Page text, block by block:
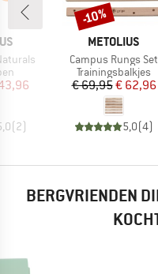
prijs
(2)
MERK
METOLIUS
Artikel
Campus Rungs Set
Productgroep
Trainingsbalkjes
Prijs
€ 69,95€ 62,96
5,0(4)
Korting
-10%
BERGVRIENDEN